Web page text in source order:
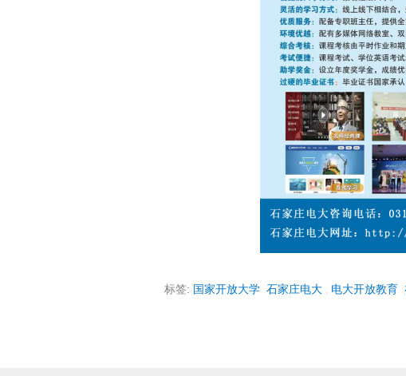
标签: 国家开放大学 石家庄电大 电大开放教育